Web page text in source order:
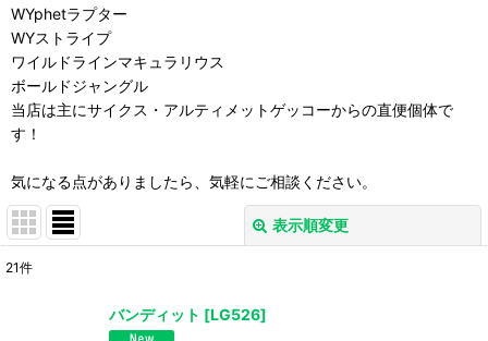
WYphetラプター
WYストライプ
ワイルドラインマキュラリウス
ボールドジャングル
当店は主にサイクス・アルティメットゲッコーからの直便個体で
す！
気になる点がありましたら、気軽にご相談ください。
表示順変更
21件
バンディット [LG526]